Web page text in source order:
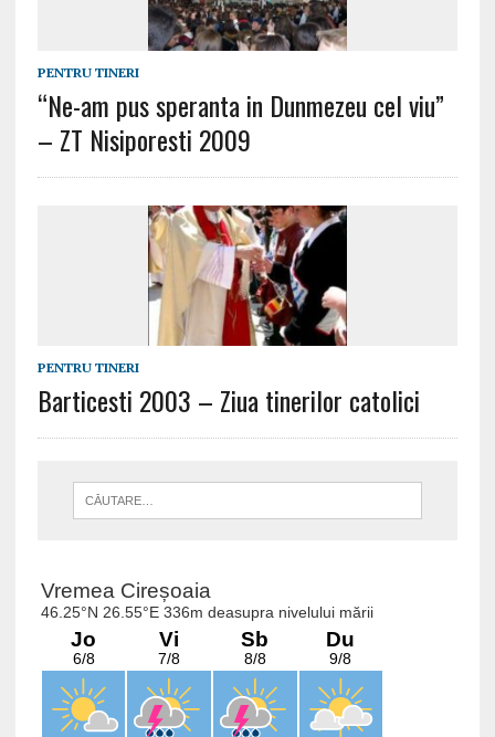
PENTRU TINERI
“Ne-am pus speranta in Dunmezeu cel viu”
– ZT Nisiporesti 2009
PENTRU TINERI
Barticesti 2003 – Ziua tinerilor catolici